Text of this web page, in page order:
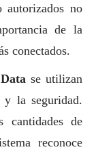
autorizados no
de la
conectados.
se utilizan
la seguridad.
cantidades de
reconoce